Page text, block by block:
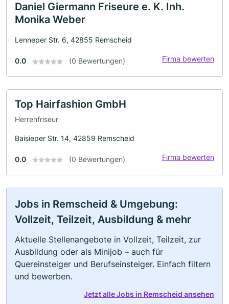
Daniel Giermann Friseure e. K. Inh.
Monika Weber
Lenneper Str. 6, 42855 Remscheid
0.0 (0 Bewertungen) Firma bewerten
Top Hairfashion GmbH
Herrenfriseur
Baisieper Str. 14, 42859 Remscheid
0.0 (0 Bewertungen) Firma bewerten
Jobs in Remscheid & Umgebung:
Vollzeit, Teilzeit, Ausbildung & mehr
Aktuelle Stellenangebote in Vollzeit, Teilzeit, zur
Ausbildung oder als Minijob – auch für
Quereinsteiger und Berufseinsteiger. Einfach filtern
und bewerben.
Jetzt alle Jobs in Remscheid ansehen